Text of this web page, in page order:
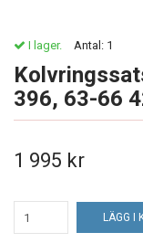
I lager. Antal: 1
396, 63-66
1 995 kr
LÄGG I